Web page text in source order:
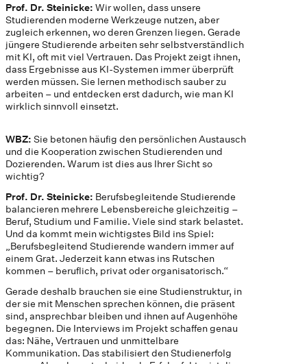
Prof. Dr. Steinicke: Wir wollen, dass unsere
Studierenden moderne Werkzeuge nutzen, aber
zugleich erkennen, wo deren Grenzen liegen. Gerade
jüngere Studierende arbeiten sehr selbstverständlich
mit KI, oft mit viel Vertrauen. Das Projekt zeigt ihnen,
dass Ergebnisse aus KI-Systemen immer überprüft
werden müssen. Sie lernen methodisch sauber zu
arbeiten – und entdecken erst dadurch, wie man KI
wirklich sinnvoll einsetzt.
WBZ: Sie betonen häufig den persönlichen Austausch
und die Kooperation zwischen Studierenden und
Dozierenden. Warum ist dies aus Ihrer Sicht so
wichtig?
Prof. Dr. Steinicke: Berufsbegleitende Studierende
balancieren mehrere Lebensbereiche gleichzeitig –
Beruf, Studium und Familie. Viele sind stark belastet.
Und da kommt mein wichtigstes Bild ins Spiel:
„Berufsbegleitend Studierende wandern immer auf
einem Grat. Jederzeit kann etwas ins Rutschen
kommen – beruflich, privat oder organisatorisch.“
Gerade deshalb brauchen sie eine Studienstruktur, in
der sie mit Menschen sprechen können, die präsent
sind, ansprechbar bleiben und ihnen auf Augenhöhe
begegnen. Die Interviews im Projekt schaffen genau
das: Nähe, Vertrauen und unmittelbare
Kommunikation. Das stabilisiert den Studienerfolg